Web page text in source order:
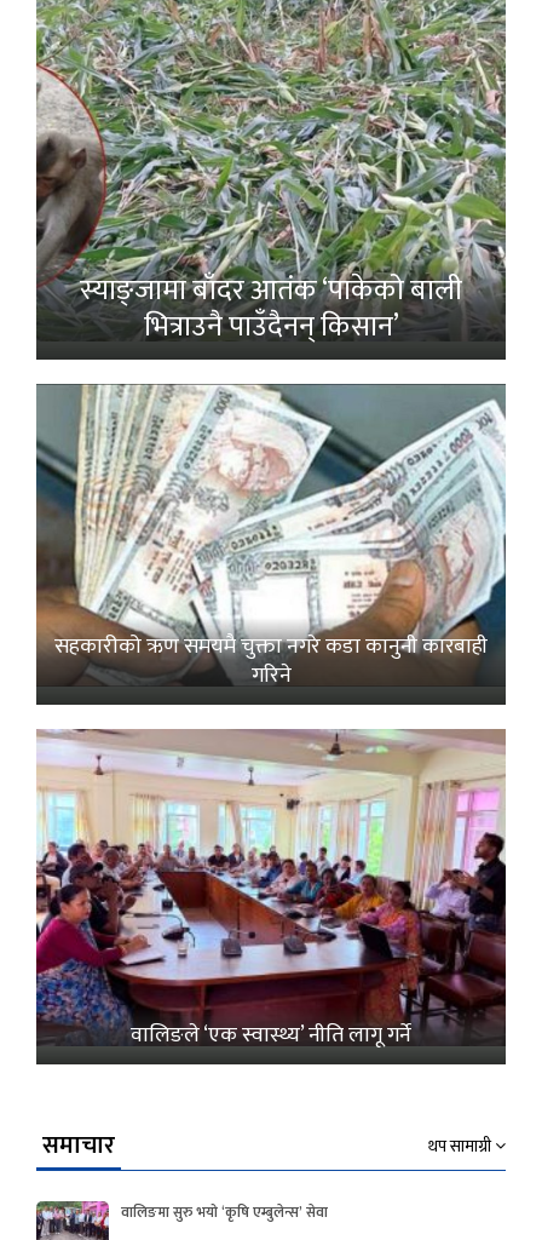
स्याङ्जामा बाँदर आतंक ‘पाकेको बाली
भित्राउनै पाउँदैनन् किसान’
सहकारीको ऋण समयमै चुक्ता नगरे कडा कानुनी कारबाही
गरिने
वालिङले ‘एक स्वास्थ्य’ नीति लागू गर्ने
समाचार थप सामाग्री
वालिङमा सुरु भयो ‘कृषि एम्बुलेन्स’ सेवा